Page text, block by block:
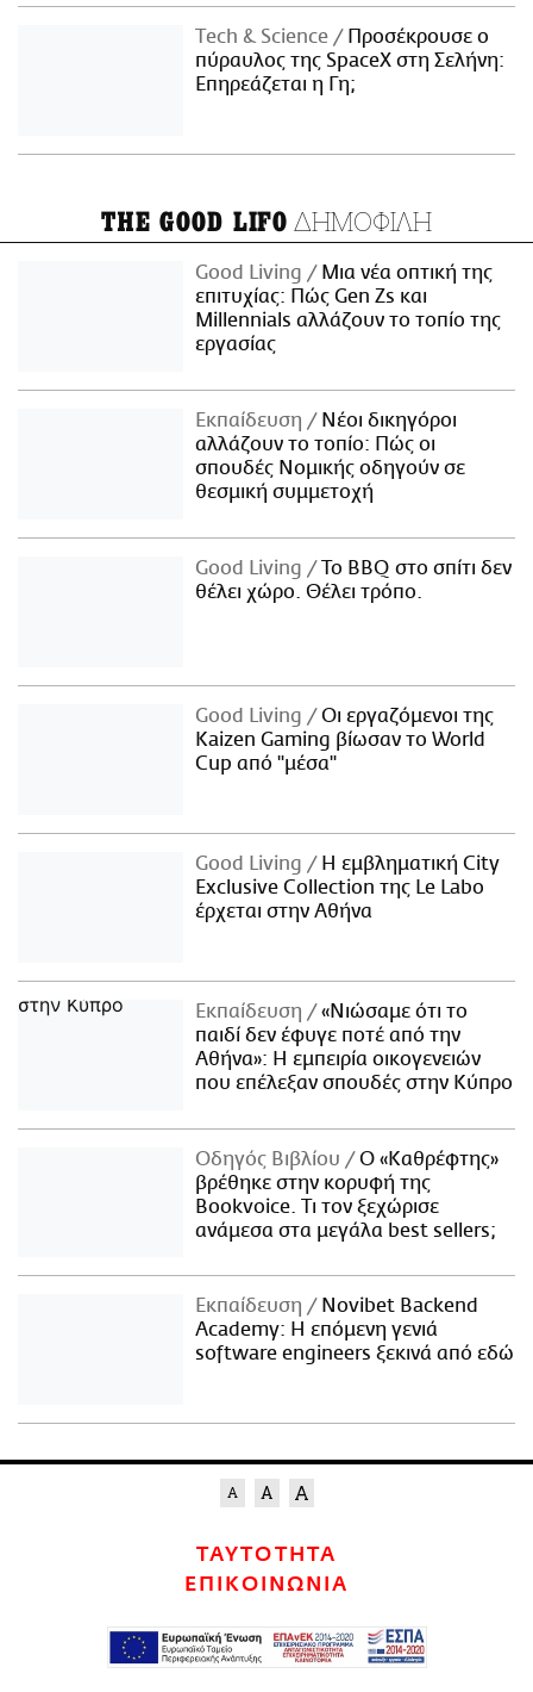
Τech & Science
Προσέκρουσε ο
πύραυλος της SpaceX στη Σελήνη:
Επηρεάζεται η Γη;
THE GOOD LIFO ΔΗΜΟΦΙΛΗ
Good Living
Μια νέα οπτική της
επιτυχίας: Πώς Gen Zs και
Millennials αλλάζουν το τοπίο της
εργασίας
Εκπαίδευση
Νέοι δικηγόροι
αλλάζουν το τοπίο: Πώς οι
σπουδές Νομικής οδηγούν σε
θεσμική συμμετοχή
Good Living
Το BBQ στο σπίτι δεν
θέλει χώρο. Θέλει τρόπο.
Good Living
Οι εργαζόμενοι της
Kaizen Gaming βίωσαν το World
Cup από "μέσα"
Good Living
Η εμβληματική City
Exclusive Collection της Le Labo
έρχεται στην Αθήνα
Εκπαίδευση
«Νιώσαμε ότι το
παιδί δεν έφυγε ποτέ από την
Αθήνα»: Η εμπειρία οικογενειών
που επέλεξαν σπουδές στην Κύπρο
Οδηγός Βιβλίου
Ο «Καθρέφτης»
βρέθηκε στην κορυφή της
Bookvoice. Τι τον ξεχώρισε
ανάμεσα στα μεγάλα best sellers;
Εκπαίδευση
Novibet Backend
Academy: Η επόμενη γενιά
software engineers ξεκινά από εδώ
ΤΑΥΤΟΤΗΤΑ
ΕΠΙΚΟΙΝΩΝΙΑ